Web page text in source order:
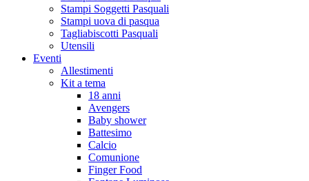
Stampi Soggetti Pasquali
Stampi uova di pasqua
Tagliabiscotti Pasquali
Utensili
Eventi
Allestimenti
Kit a tema
18 anni
Avengers
Baby shower
Battesimo
Calcio
Comunione
Finger Food